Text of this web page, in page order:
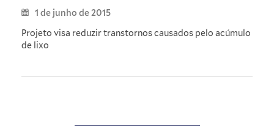
1 de junho de 2015
Projeto visa reduzir transtornos causados pelo acúmulo
de lixo